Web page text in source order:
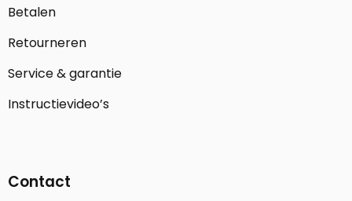
Betalen
Retourneren
Service & garantie
Instructievideo’s
Contact